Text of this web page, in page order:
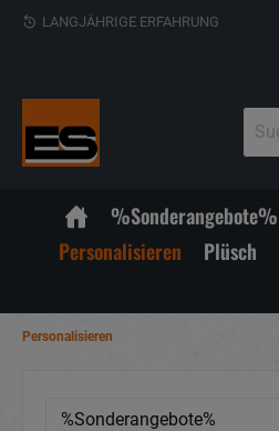
LANGJÄHRIGE ERFAHRUNG
%Sonderangebote%
Personalisieren
Plüsch
Personalisieren
%Sonderangebote%